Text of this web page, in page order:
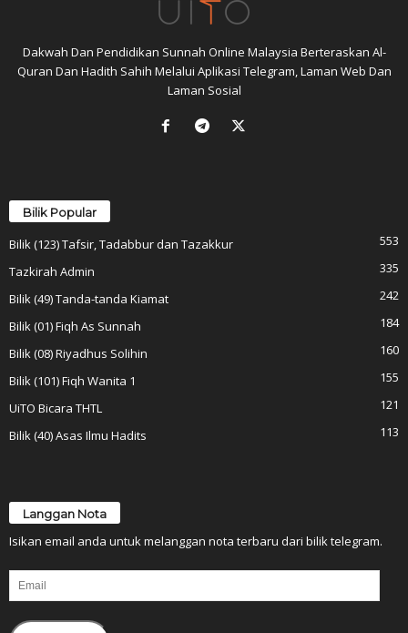
Dakwah Dan Pendidikan Sunnah Online Malaysia Berteraskan Al-
Quran Dan Hadith Sahih Melalui Aplikasi Telegram, Laman Web Dan
Laman Sosial
Bilik Popular
Bilik (123) Tafsir, Tadabbur dan Tazakkur
553
Tazkirah Admin
335
Bilik (49) Tanda-tanda Kiamat
242
Bilik (01) Fiqh As Sunnah
184
Bilik (08) Riyadhus Solihin
160
Bilik (101) Fiqh Wanita 1
155
UiTO Bicara THTL
121
Bilik (40) Asas Ilmu Hadits
113
Langgan Nota
Isikan email anda untuk melanggan nota terbaru dari bilik telegram.
Email